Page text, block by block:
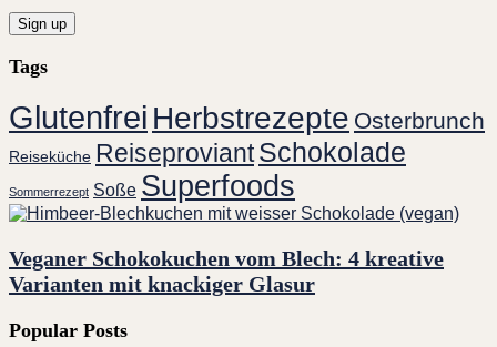
Tags
Glutenfrei Herbstrezepte Osterbrunch
Reiseküche ReiseproviantSchokolade
Sommerrezept Soße Superfoods
Veganer Schokokuchen vom Blech: 4 kreative
Varianten mit knackiger Glasur
Popular Posts